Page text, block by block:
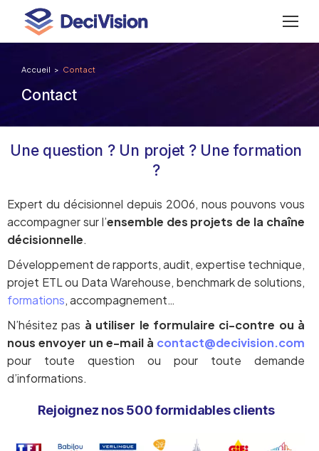
Contact
Vous êtes ici :
Accueil Contact
Une question ? Un projet ? Une formation
?
Expert du décisionnel depuis 2006, nous pouvons vous
accompagner sur l’ensemble des projets de la chaîne
décisionnelle.
Développement de rapports, audit, expertise technique,
projet ETL ou Data Warehouse, benchmark de solutions,
formations, accompagnement…
N’hésitez pas à utiliser le formulaire ci-contre ou à
nous envoyer un e-mail à contact@decivision.com
pour toute question ou pour toute demande
d’informations.
Rejoignez nos 500 formidables clients